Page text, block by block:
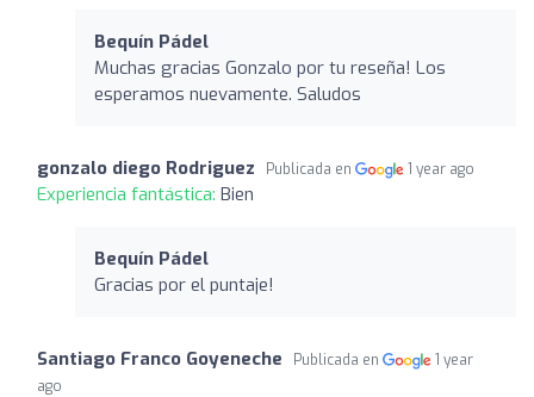
Bequín Pádel
Muchas gracias Gonzalo por tu reseña! Los
esperamos nuevamente. Saludos
gonzalo diego Rodriguez Publicada en 1 year ago
Experiencia fantástica: Bien
Bequín Pádel
Gracias por el puntaje!
Santiago Franco Goyeneche Publicada en
1 year
ago